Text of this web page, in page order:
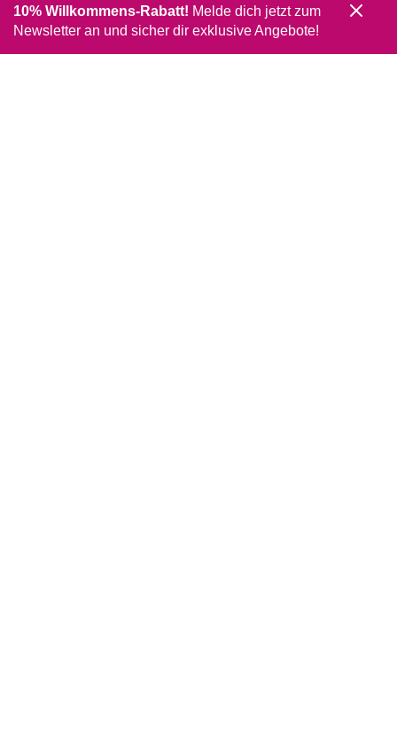
10% Willkommens-Rabatt! Melde dich jetzt zum
Newsletter an und sicher dir exklusive Angebote!